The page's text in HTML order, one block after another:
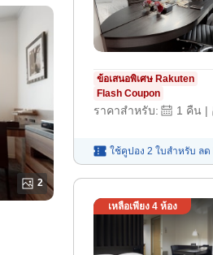
2
ข้อเสนอพิเศษ Rakuten
Flash Coupon
ราคาสำหรับ: 1 คืน |
ใช้คูปอง 2 ใบสำหรับ ลด
เหลือเพียง 4ห้อง